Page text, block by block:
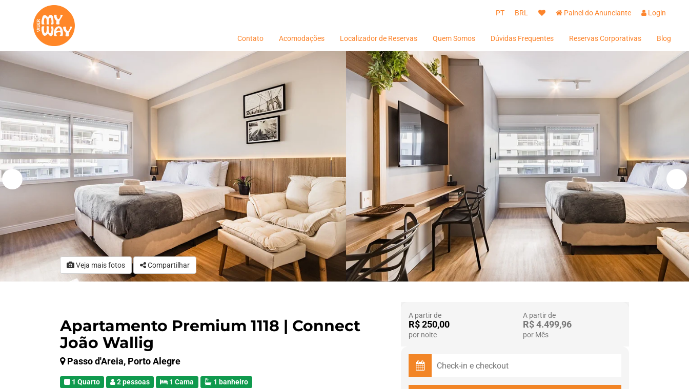
PT BRL Painel do Anunciante Login
Contato Acomodações Localizador de Reservas Quem Somos Dúvidas Frequentes Reservas Corporativas Blog
Veja mais fotos Compartilhar
Apartamento Premium 1118 | Connect
João Wallig
Passo d'Areia, Porto Alegre
1 Quarto 2 pessoas 1 Cama 1 banheiro
A partir de
R$ 250,00
por noite
A partir de
R$ 4.499,96
por Mês